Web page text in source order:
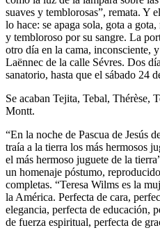
suaves y temblorosas”, remata. Y
lo hace: se apaga sola, gota a
y tembloroso por su sangre. La
otro día en la cama, inconsciente,
Laënnec de la calle Sévres. Dos
sanatorio, hasta que el sábado 24
Se acaban Tejita, Tebal, Thérèse,
Montt.
“En la noche de Pascua de Jesús
traía a la tierra los más hermosos
el más hermoso juguete de la
un homenaje póstumo,
completas. “Teresa Wilms es la
la América. Perfecta de cara,
elegancia, perfecta de educación,
de fuerza espiritual, perfecta de